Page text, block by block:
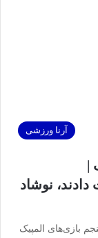
آرنا ورزشی
|
نوشاد
بازی‌های المپیک